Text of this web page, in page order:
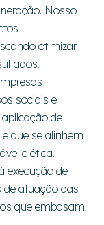
Nosso
otimizar
sociais e
de
que se alinhem
e ética.
execução de
de atuação das
que embasam